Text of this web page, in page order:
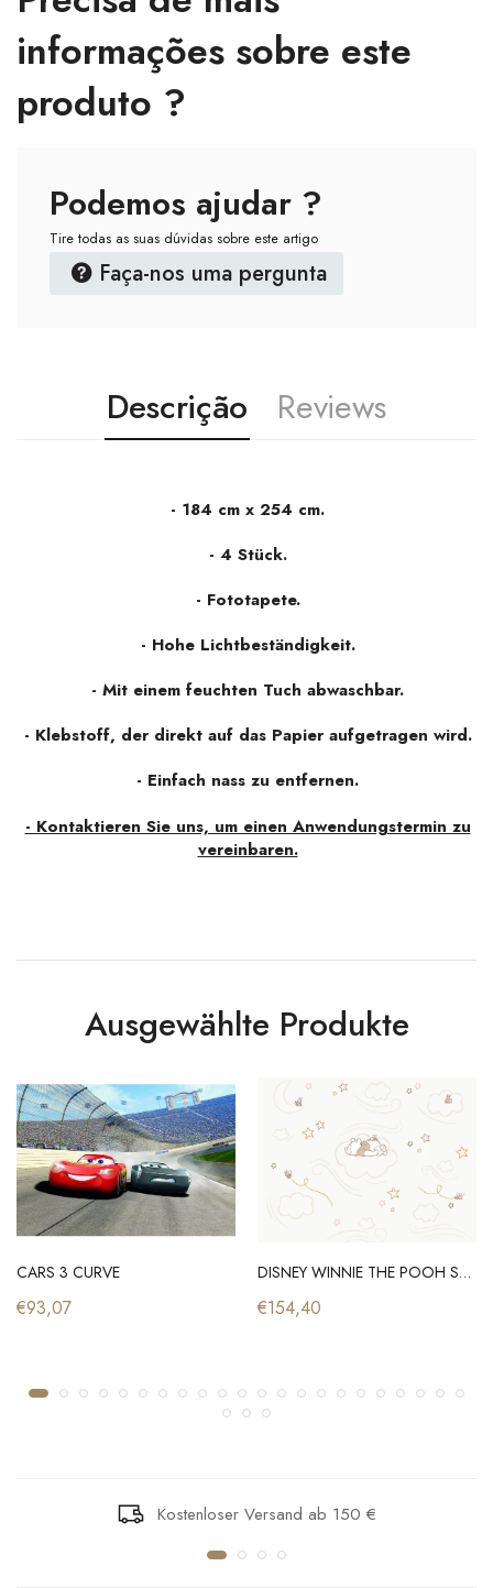
informações sobre este
produto ?
Podemos ajudar ?
Tire todas as suas dúvidas sobre este artigo
Faça-nos uma pergunta
Descrição Reviews
- 184 cm x 254 cm.
- 4 Stück.
- Fototapete.
- Hohe Lichtbeständigkeit.
- Mit einem feuchten Tuch abwaschbar.
- Klebstoff, der direkt auf das Papier aufgetragen wird.
- Einfach nass zu entfernen.
- Kontaktieren Sie uns, um einen Anwendungstermin zu
vereinbaren.
Ausgewählte Produkte
CARS 3 CURVE
€93,07
DISNEY WINNIE THE POOH SLEEPY LITTLE BEAR
€154,40
Kostenloser Versand ab 150 €